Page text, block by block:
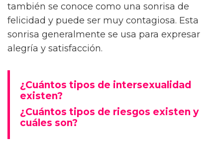
también se conoce como una sonrisa de
felicidad y puede ser muy contagiosa. Esta
sonrisa generalmente se usa para expresar
alegría y satisfacción.
¿Cuántos tipos de intersexualidad
existen?
¿Cuántos tipos de riesgos existen y
cuáles son?